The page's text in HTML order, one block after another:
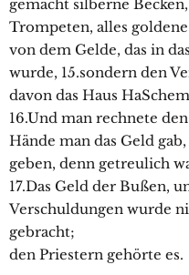
gemacht silberne
Trompeten, alles
von dem Gelde, das in
wurde, 15.sondern den
davon das Haus
16.Und man rechnete
Hände man das Geld
geben, denn getreulich
17.Das Geld der Bußen,
Verschuldungen wurde
gebracht;
den Priestern gehörte es.